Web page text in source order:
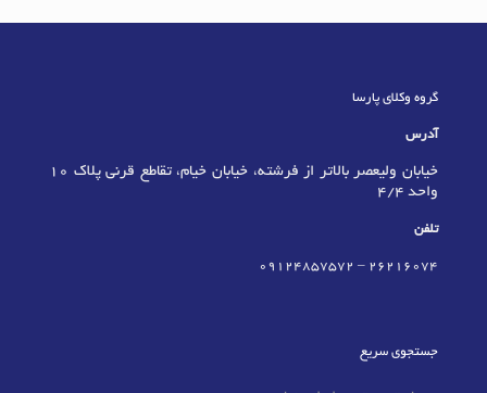
گروه وکلای پارسا
آدرس
خیابان ولیعصر بالاتر از فرشته، خیابان خیام، تقاطع قرنی پلاک 10
واحد 4/4
تلفن
٢٦٢١٦٠٧٤ –
09124857572
جستجوی سریع